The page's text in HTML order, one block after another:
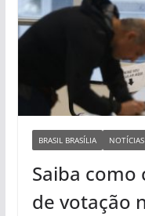
BRASIL BRASÍLIA NOTÍCIAS
Saiba como
de votação